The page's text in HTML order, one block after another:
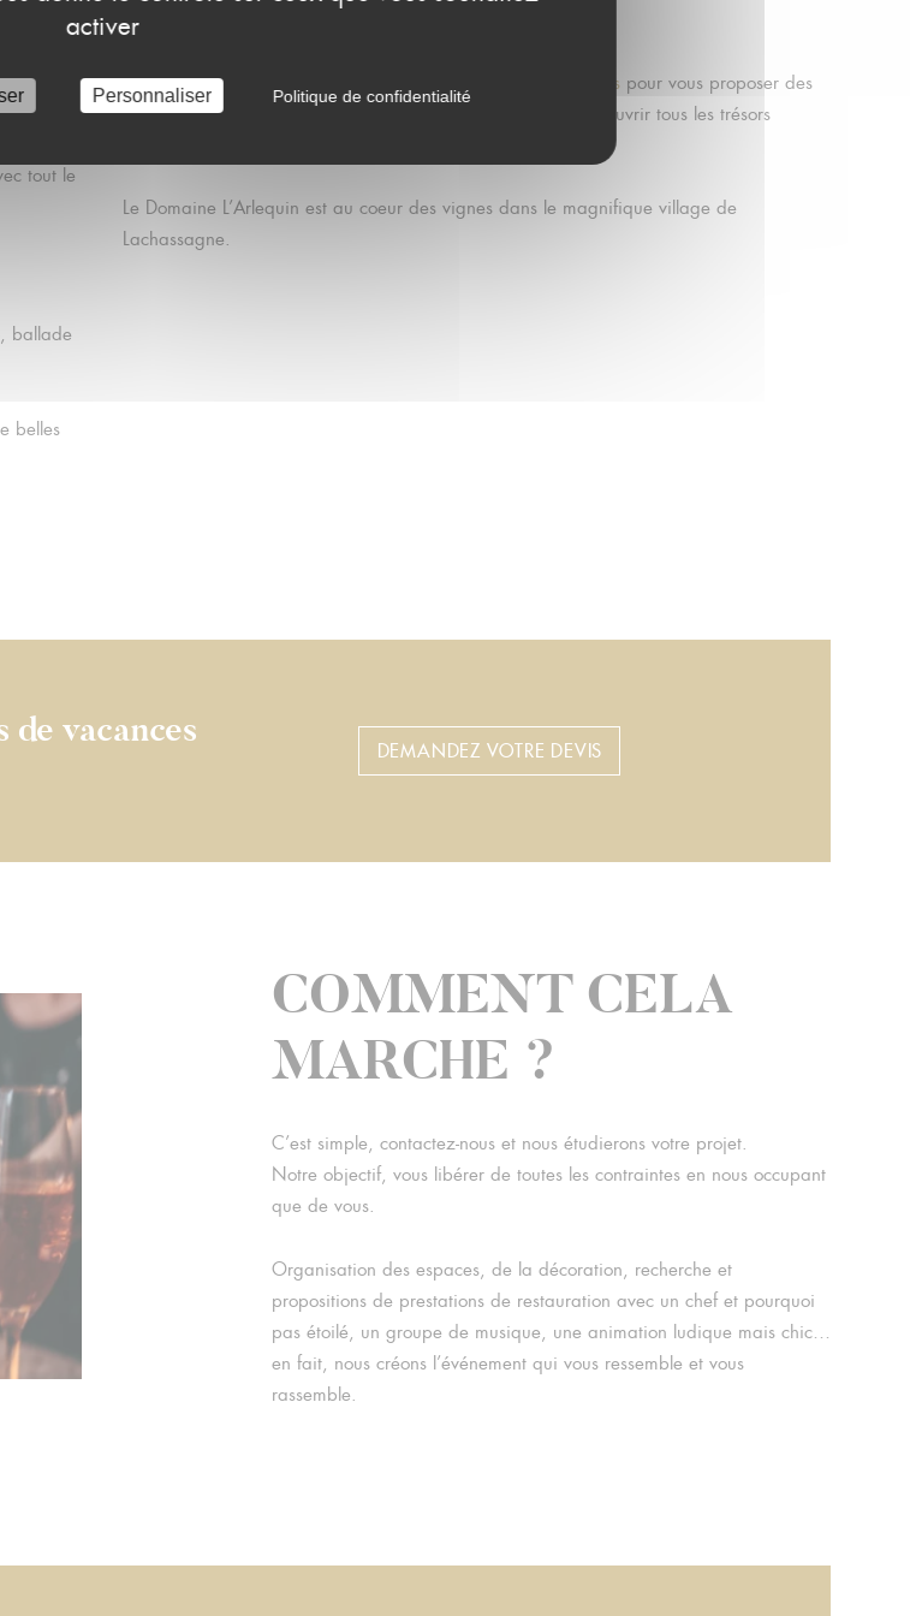
activer
Personnaliser Politique de confidentialité
ou
tout le
ballade
belles
Pierres Dorées.
Nous travaillons en étroite collaboration Destination Beaujolais pour vous proposer des
expériences inédites et ainsi parcourir cette région et en découvrir tous les trésors
Le Domaine L’Arlequin est au coeur des vignes dans le magnifique village de
Lachassagne.
vacances
DEMANDEZ VOTRE DEVIS
COMMENT CELA
C’est simple, contactez-nous et nous étudierons votre projet.
Notre objectif, vous libérer de toutes les contraintes en nous occupant
que de vous.
Organisation des espaces, de la décoration, recherche et
propositions de prestations de restauration avec un chef et pourquoi
pas étoilé, un groupe de musique, une animation ludique mais chic…
en fait, nous créons l’événement qui vous ressemble et vous
rassemble.